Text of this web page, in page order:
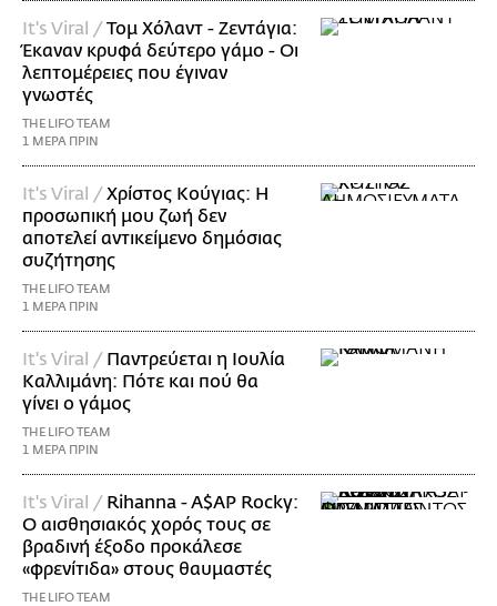
It's Viral /Τομ Χόλαντ - Ζεντάγια:
Έκαναν κρυφά δεύτερο γάμο - Οι
λεπτομέρειες που έγιναν
γνωστές
THE LIFO TEAM
1 ΜΕΡΑ ΠΡΙΝ
It's Viral /Χρίστος Κούγιας: Η
προσωπική μου ζωή δεν
αποτελεί αντικείμενο δημόσιας
συζήτησης
THE LIFO TEAM
1 ΜΕΡΑ ΠΡΙΝ
It's Viral / Παντρεύεται η Ιουλία
Καλλιμάνη: Πότε και πού θα
γίνει ο γάμος
THE LIFO TEAM
1 ΜΕΡΑ ΠΡΙΝ
It's Viral / Rihanna - A$AP Rocky:
Ο αισθησιακός χορός τους σε
βραδινή έξοδο προκάλεσε
«φρενίτιδα» στους θαυμαστές
THE LIFO TEAM